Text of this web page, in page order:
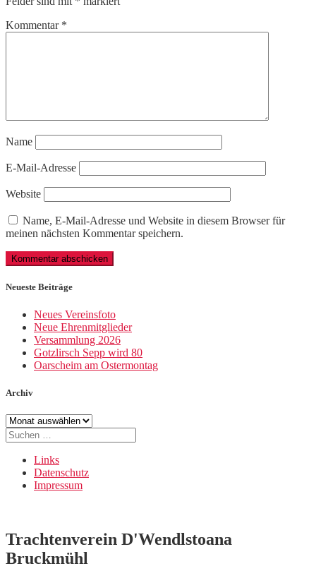
Kommentar *
Name
E-Mail-Adresse
Website
Name, E-Mail-Adresse und Website in diesem Browser für
meinen nächsten Kommentar speichern.
Neueste Beiträge
Neues Vereinsfoto
Neue Ehrenmitglieder
Versammlung 2026
Gotzlirsch Sepp wird 80
Oarscheim am Ostermontag
Archiv
Archiv
Suche
nach:
Links
Datenschutz
Impressum
Trachtenverein D'Wendlstoana
Bruckmühl